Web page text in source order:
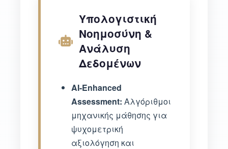
Υπολογιστική
Νοημοσύνη &
Ανάλυση
Δεδομένων
AI-Enhanced
Assessment: Αλγόριθμοι
μηχανικής μάθησης για
ψυχομετρική
αξιολόγηση και